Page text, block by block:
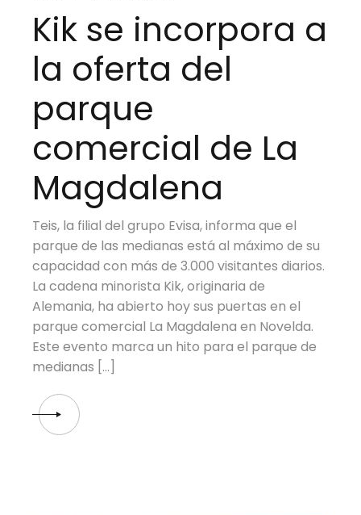
Kik se incorpora a
la oferta del
parque
comercial de La
Magdalena
Teis, la filial del grupo Evisa, informa que el
parque de las medianas está al máximo de su
capacidad con más de 3.000 visitantes diarios.
La cadena minorista Kik, originaria de
Alemania, ha abierto hoy sus puertas en el
parque comercial La Magdalena en Novelda.
Este evento marca un hito para el parque de
medianas […]